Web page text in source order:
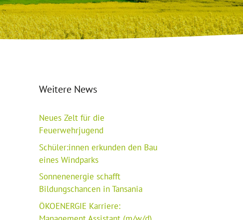
Weitere News
Neues Zelt für die
Feuerwehrjugend
Schüler:innen erkunden den Bau
eines Windparks
Sonnenenergie schafft
Bildungschancen in Tansania
ÖKOENERGIE Karriere: